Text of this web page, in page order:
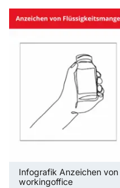
Infografik Anzeichen
workingoffice